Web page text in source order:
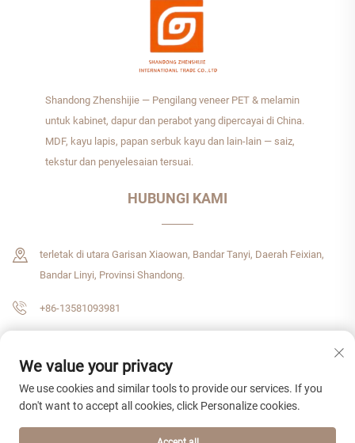
Shandong Zhenshijie — Pengilang veneer PET & melamin
untuk kabinet, dapur dan perabot yang dipercayai di China.
MDF, kayu lapis, papan serbuk kayu dan lain-lain — saiz,
tekstur dan penyelesaian tersuai.
HUBUNGI KAMI
terletak di utara Garisan Xiaowan, Bandar Tanyi, Daerah Feixian,
Bandar Linyi, Provinsi Shandong.
+86-13581093981
Hak Cipta © 2026 Shandong Zhenshijie International Trade CO., LTD. Hak cipta
terpelihara. Dasar Privasi
We value your privacy
We use cookies and similar tools to provide our services. If you
don't want to accept all cookies, click Personalize cookies.